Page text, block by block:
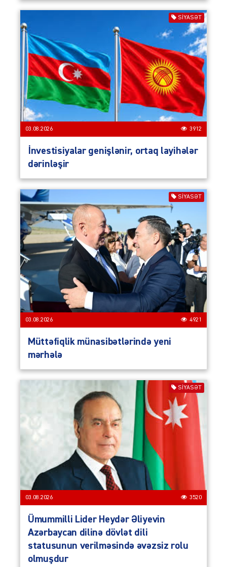
SIYASƏT
03.08.2026 3912
İnvestisiyalar genişlənir, ortaq layihələr
dərinləşir
SIYASƏT
03.08.2026 4921
Müttəfiqlik münasibətlərində yeni
mərhələ
SIYASƏT
03.08.2026 3520
Ümummilli Lider Heydər Əliyevin
Azərbaycan dilinə dövlət dili
statusunun verilməsində əvəzsiz rolu
olmuşdur